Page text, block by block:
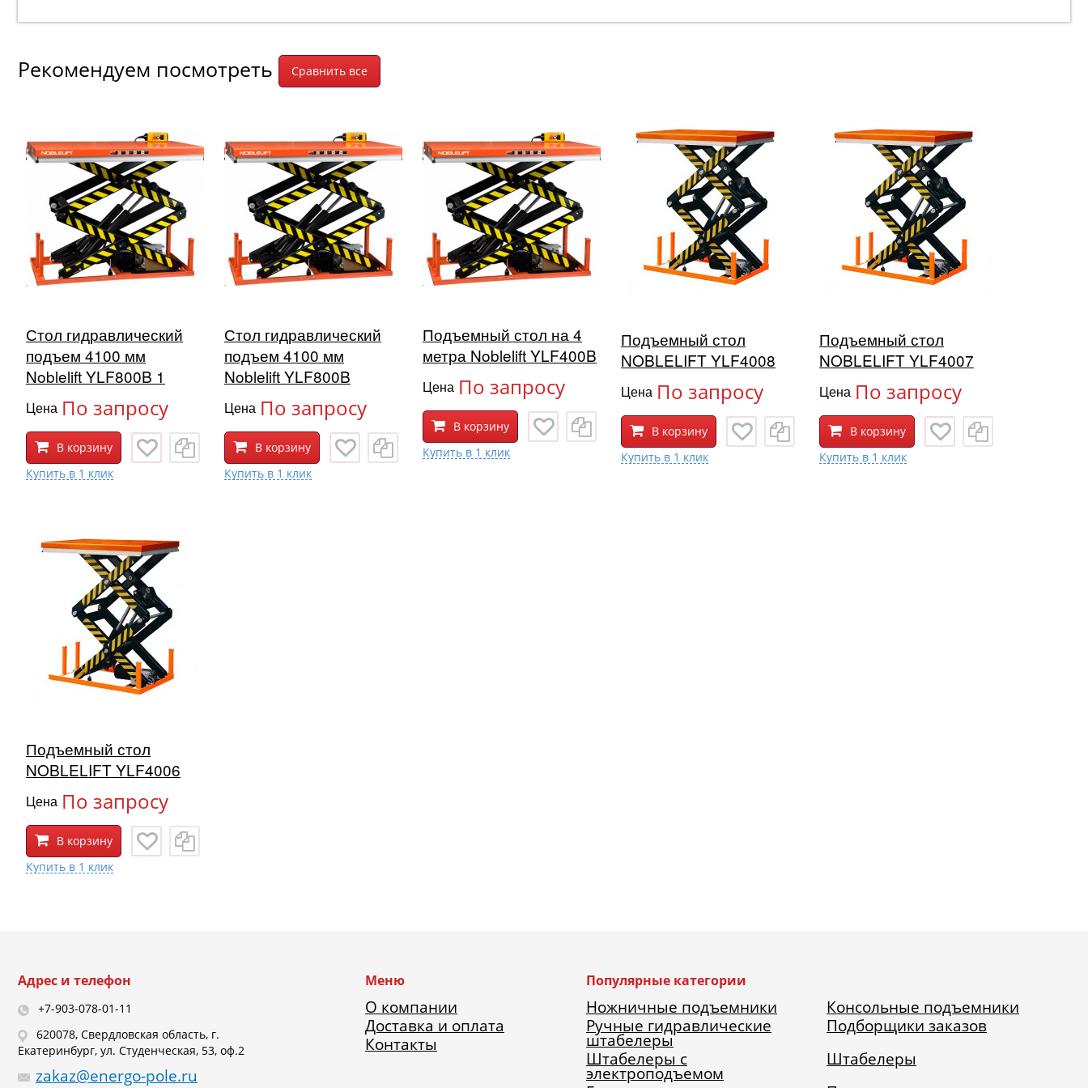
Рекомендуем посмотреть
Стол гидравлический
подъем 4100 мм
Noblelift YLF800B 1
Цена По запросу
В корзину
Стол гидравлический
подъем 4100 мм
Noblelift YLF800B
Цена По запросу
В корзину
Подъемный стол на 4
метра Noblelift YLF400B
Цена По запросу
В корзину
Подъемный стол
NOBLELIFT YLF4008
Цена По запросу
В корзину
Подъемный стол
NOBLELIFT YLF4007
Цена По запросу
В корзину
Подъемный стол
NOBLELIFT YLF4006
Цена По запросу
В корзину
Адрес и телефон
+7-903-078-01-11
620078, Свердловская область, г.
Екатеринбург, ул. Студенческая, 53, оф.2
zakaz@energo-pole.ru
Меню
О компании
Доставка и оплата
Контакты
Популярные категории
Ножничные подъемники
Консольные подъемники
Ручные гидравлические
штабелеры
Подборщики заказов
Штабелеры с
электроподъемом
Штабелеры